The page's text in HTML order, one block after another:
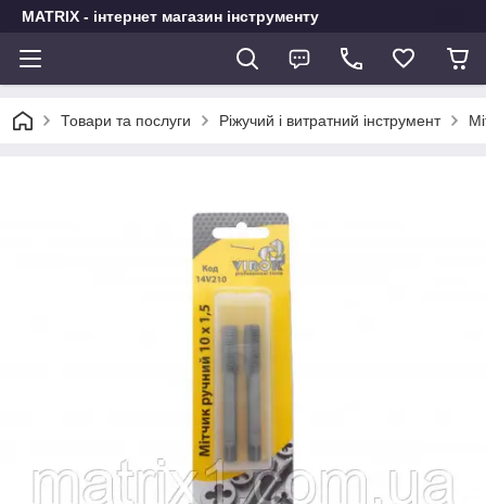
MATRIX - інтернет магазин інструменту
Товари та послуги Ріжучий і витратний інструмент